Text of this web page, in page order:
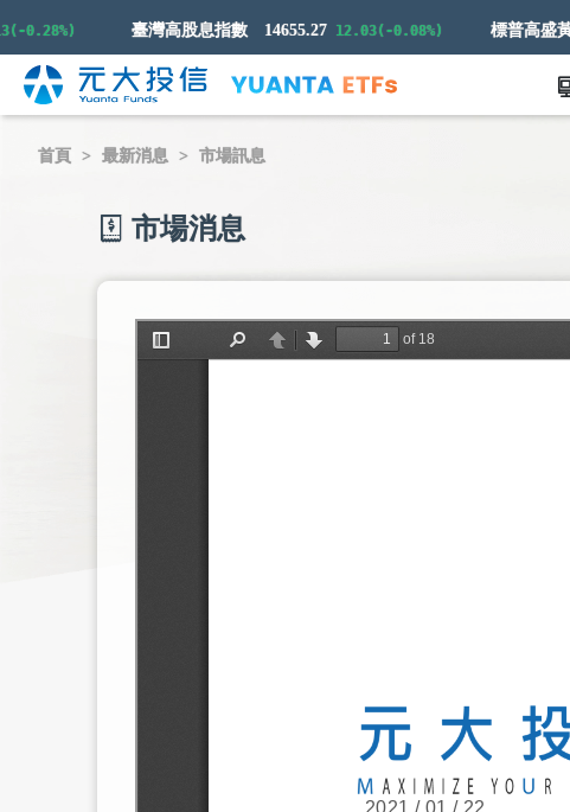
臺灣高股息指數 14655.27 12.03(-0.08%)
首頁 最新消息 市場訊息
市場消息